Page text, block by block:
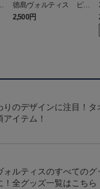
徳島ヴォルティス ピカ
チュウ タオルマフラー
2,500円
りのデザインに注目！
アイテム！
ォルティスのすべてのグ
！全グッズ一覧はこちら